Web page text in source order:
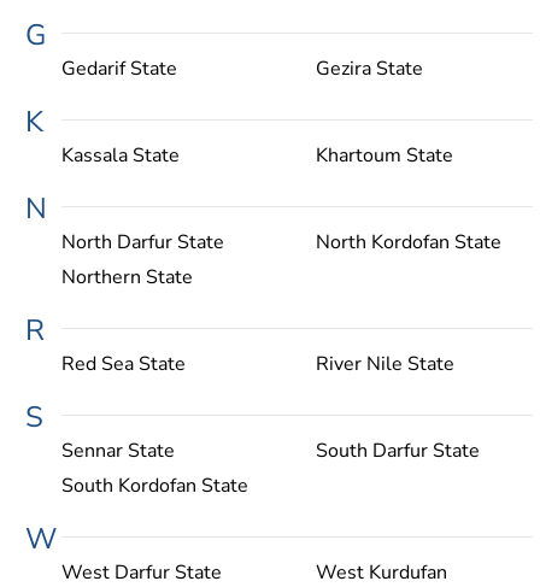
G
Gedarif State Gezira State
K
Kassala State Khartoum State
N
North Darfur State
North Kordofan State
Northern State
R
Red Sea State River Nile State
S
Sennar State
South Darfur State
South Kordofan State
W
West Darfur State
West Kurdufan